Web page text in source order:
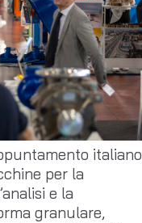
italiano
per la
e la
granulare,